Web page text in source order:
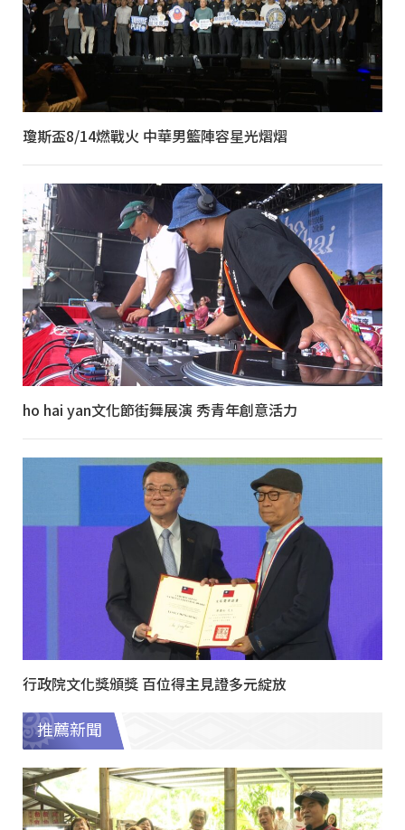
瓊斯盃8/14燃戰火 中華男籃陣容星光熠熠
ho hai yan文化節街舞展演 秀青年創意活力
行政院文化獎頒獎 百位得主見證多元綻放
推薦新聞